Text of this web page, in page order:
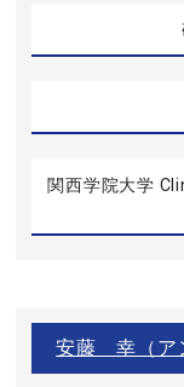
関西学院大学
安藤 幸（ア